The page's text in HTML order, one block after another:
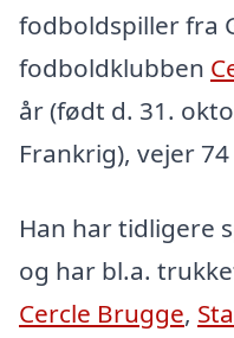
fodboldspiller fra
fodboldklubben
år (født d. 31.
Frankrig), vejer
Han har tidligere
og har bl.a.
Cercle Brugge,